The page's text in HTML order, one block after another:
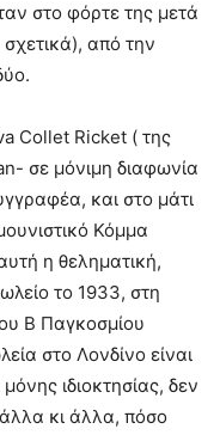
στο φόρτε της μετά
από την
Collet Ricket ( της
σε μόνιμη διαφωνία
και στο μάτι
Κόμμα
η θεληματική,
το 1933, στη
Β Παγκοσμίου
στο Λονδίνο είναι
ιδιοκτησίας, δεν
κι άλλα, πόσο